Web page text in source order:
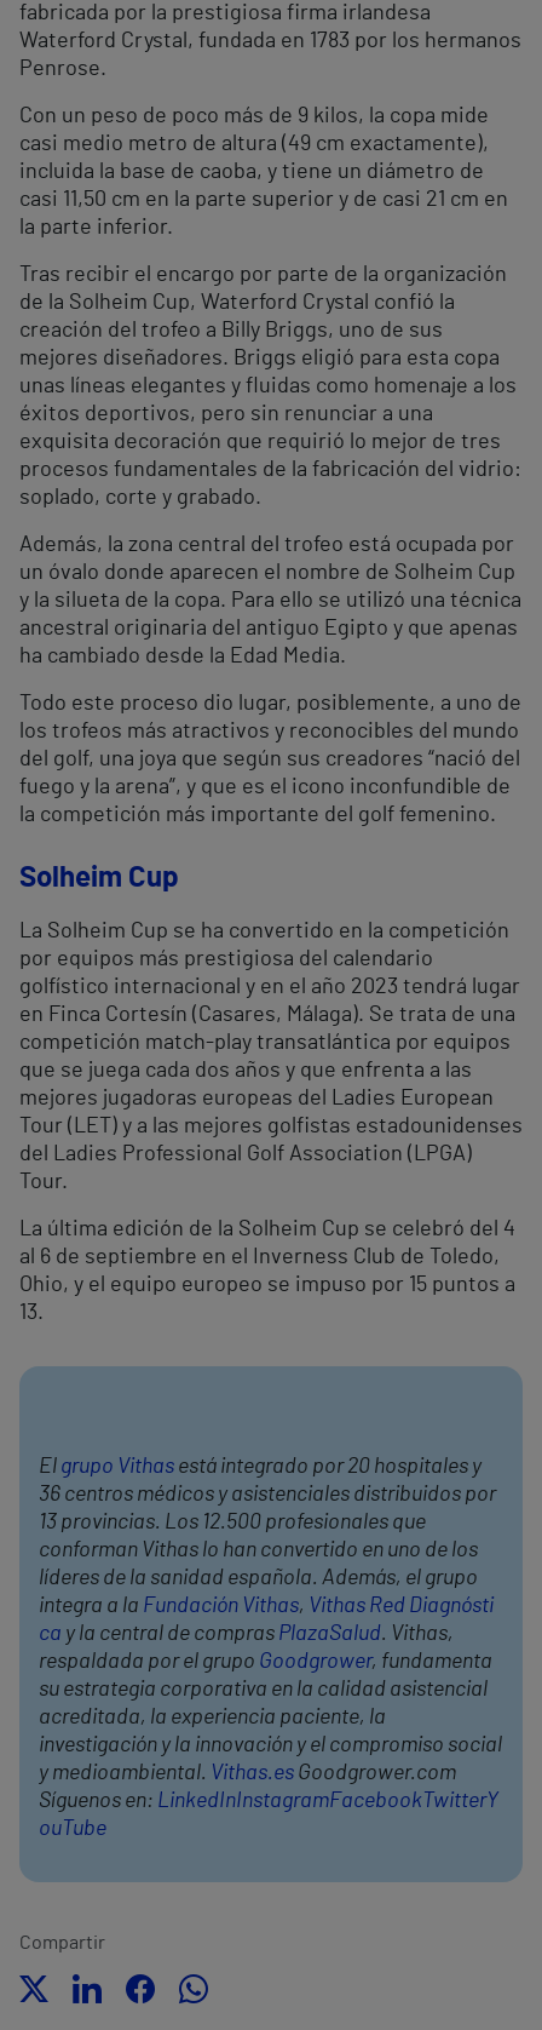
fabricada por la prestigiosa firma irlandesa
Waterford Crystal, fundada en 1783 por los hermanos
Penrose.
Con un peso de poco más de 9 kilos, la copa mide
casi medio metro de altura (49 cm exactamente),
incluida la base de caoba, y tiene un diámetro de
casi 11,50 cm en la parte superior y de casi 21 cm en
la parte inferior.
Tras recibir el encargo por parte de la organización
de la Solheim Cup, Waterford Crystal confió la
creación del trofeo a Billy Briggs, uno de sus
mejores diseñadores. Briggs eligió para esta copa
unas líneas elegantes y fluidas como homenaje a los
éxitos deportivos, pero sin renunciar a una
exquisita decoración que requirió lo mejor de tres
procesos fundamentales de la fabricación del vidrio:
soplado, corte y grabado.
Además, la zona central del trofeo está ocupada por
un óvalo donde aparecen el nombre de Solheim Cup
y la silueta de la copa. Para ello se utilizó una técnica
ancestral originaria del antiguo Egipto y que apenas
ha cambiado desde la Edad Media.
Todo este proceso dio lugar, posiblemente, a uno de
los trofeos más atractivos y reconocibles del mundo
del golf, una joya que según sus creadores “nació del
fuego y la arena”, y que es el icono inconfundible de
la competición más importante del golf femenino.
Solheim Cup
La Solheim Cup se ha convertido en la competición
por equipos más prestigiosa del calendario
golfístico internacional y en el año 2023 tendrá lugar
en Finca Cortesín (Casares, Málaga). Se trata de una
competición match-play transatlántica por equipos
que se juega cada dos años y que enfrenta a las
mejores jugadoras europeas del Ladies European
Tour (LET) y a las mejores golfistas estadounidenses
del Ladies Professional Golf Association (LPGA)
Tour.
La última edición de la Solheim Cup se celebró del 4
al 6 de septiembre en el Inverness Club de Toledo,
Ohio, y el equipo europeo se impuso por 15 puntos a
13.
El grupo Vithas está integrado por 20 hospitales y
36 centros médicos y asistenciales distribuidos por
13 provincias. Los 12.500 profesionales que
conforman Vithas lo han convertido en uno de los
líderes de la sanidad española. Además, el grupo
integra a la Fundación Vithas, Vithas Red Diagnósti
ca y la central de compras PlazaSalud. Vithas,
respaldada por el grupo Goodgrower, fundamenta
su estrategia corporativa en la calidad asistencial
acreditada, la experiencia paciente, la
investigación y la innovación y el compromiso social
y medioambiental. Vithas.es Goodgrower.com
Síguenos en: LinkedInInstagramFacebook TwitterY
ouTube
Compartir